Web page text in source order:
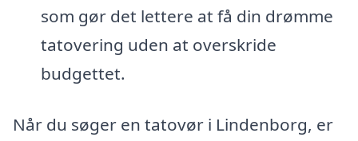
som gør det lettere at få din drømme
tatovering uden at overskride
budgettet.
Når du søger en tatovør i Lindenborg, er